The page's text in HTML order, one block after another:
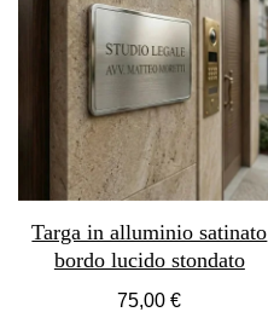
Targa in alluminio satinato
bordo lucido stondato
75,00 €